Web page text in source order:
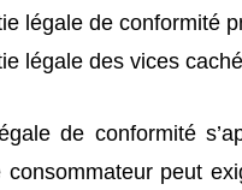
légale de conformité
légale des vices
de conformité
consommateur peut